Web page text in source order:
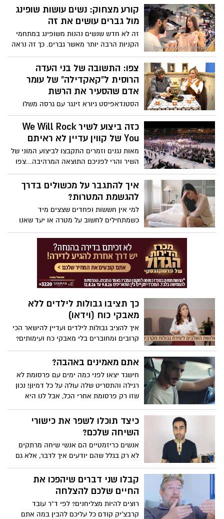
קורע מצחוק: נשים עושות שופינג
מול גברים עושים את זה
זה לא חדש שנשים נהנות משופינג במתחמי
הקניות הרבה יותר מאשר גברים. כך זה נראה
כשכל אחד מהמינים יוצא לשופינג - צפו
סרטון הקורע מצחוק
צפו: התשובה של בני העדה
הרוסית ל"קאקדילה" של עומר
אדם שהסעיר את הרשת
הסטנדאפיסט גיורא זינגר עם גרסה משלו
לשיר "קאקדילה" של עומר אדם שהסעיר את
הרשת, נותן מענה לסטריאוטיפים שנשמעו
לכאורה בשיר. צפו בסרטון הקורע
כזה ביצוע לשיר We Will Rock
You של קווין עדיין לא ראיתם
מאות נגנים וזמרים התקבצו לביצוע המוני של
השיר והרי לפניכם התוצאה המרהיבה...צפו
איך להתגבר על מכשולים בדרך
להגשמת המטרות?
למי אין חששות ופחדים שצצים מיד
כשמתחילים לחשוב על מטרה או יעד שאנו
חולמים להגשים? ובכן, כך תוכלו להכין את
עצמכם מראש להתמודדות איתם
כך תציבו גבולות לילדים ללא
מאבקי כוח (וידאו)
איך להציב גבולות לילדים ועדיין להישאר הכי
קרובים ומחוברים בלי מאבקי כח ועימותים?
מדריכת ההורים והיועצת החינוכית מיכל
ברנהם, עם שלושת השלבים ליצירת גבולות
אתם מאמינים באהבה?
חישגד יצאו לפני כמה ימים עם פרסומת לא
רגילה והתסריט שלה עולה על כל דמיון! נכון
שזו רק פרסומת אחרי הכל, אבל לנו היא
כיצד תוכלו לשפר את כישורי
השיחה שלכם?
אנשים כריזמטיים הם אנשי שיחה מרתקים
לא רק בגלל שהם יודעים איך לדבר, אלא גם
בגלל שהם יודעים איך להקשיב. בסרטון
שיטות להקשבה שיגרמו לאנשים להתחבר
ולהיפתח בפניכם. צפו
קבלו שני דברים שיהפכו את
החיים שלכם להצלחה
רוצים להיות מצליחנים? לפי ד"ר עובד
קרבצ'יק קודם כל עליכם להבין במה אתם